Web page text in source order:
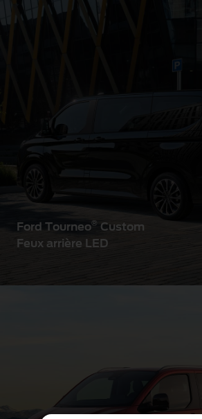
Ford Tourneo®
Custom
Feux arrière LED